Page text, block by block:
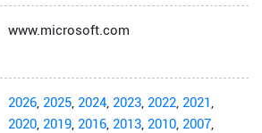
www.microsoft.com
2026, 2025, 2024, 2023, 2022, 2021,
2020, 2019, 2016, 2013, 2010, 2007,